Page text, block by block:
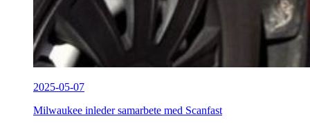
2025-05-07
Milwaukee inleder samarbete med Scanfast